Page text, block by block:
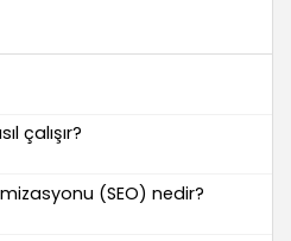
çalışır?
(SEO) nedir?